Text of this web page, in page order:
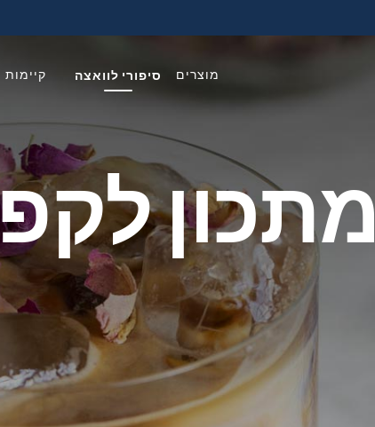
מוצרים סיפורי לוואצה קיימות
מתכון